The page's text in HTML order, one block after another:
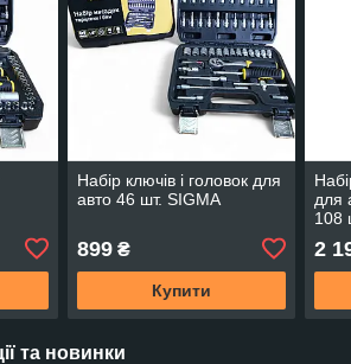
Набір ключів і головок для
авто 46 шт. SIGMA
899₴
Купити
для
108
2
та новинки